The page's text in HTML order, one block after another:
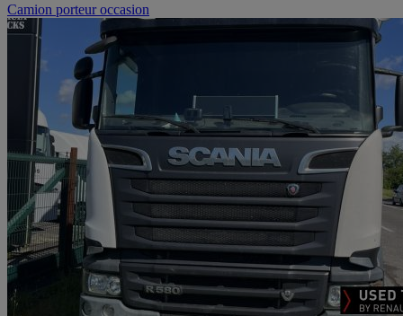
Camion porteur occasion